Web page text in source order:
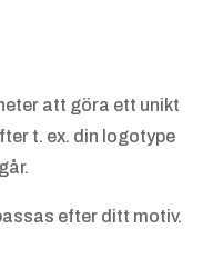
att göra ett unikt
t. ex. din logotype
efter ditt motiv.